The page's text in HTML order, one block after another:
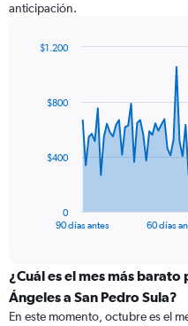
anticipación.
data
The
categories.
Range:
91
90 días antes 60 días
0
$400
$800
$1.200
¿Cuál es el mes más
Ángeles a San Pedro Sula?
En este momento, octubre es el